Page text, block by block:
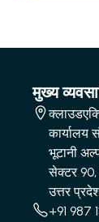
मुख्य
कार्यालय
भूटानी
सेक्टर 90,
उत्तर
+91 987